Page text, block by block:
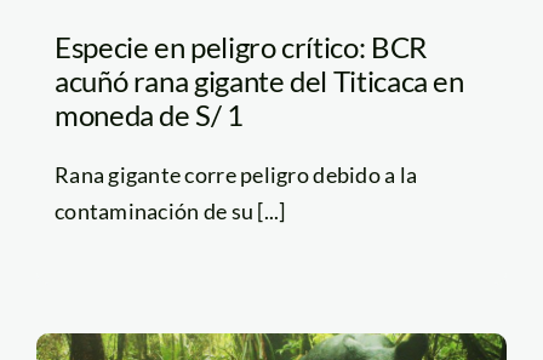
Especie en peligro crítico: BCR
acuñó rana gigante del Titicaca en
moneda de S/ 1
Rana gigante corre peligro debido a la
contaminación de su [...]